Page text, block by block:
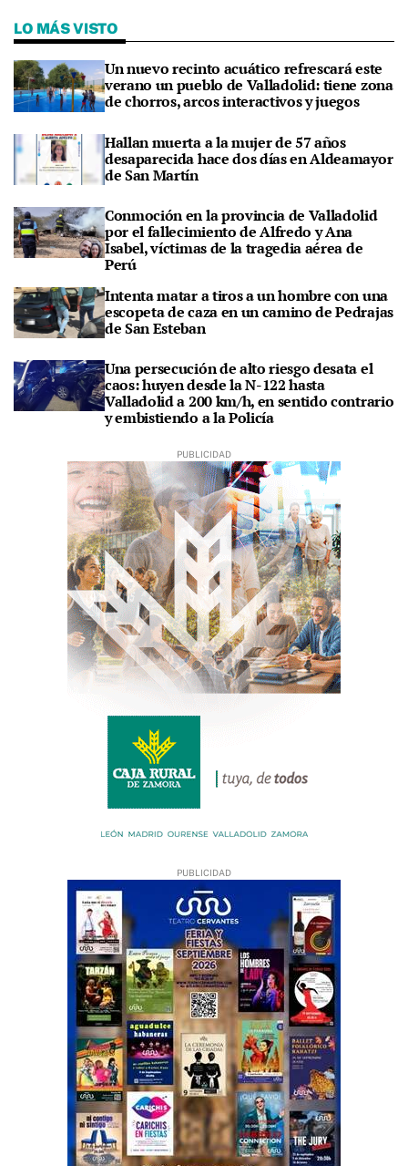
LO MÁS VISTO
Un nuevo recinto acuático refrescará este
verano un pueblo de Valladolid: tiene zona
de chorros, arcos interactivos y juegos
Hallan muerta a la mujer de 57 años
desaparecida hace dos días en Aldeamayor
de San Martín
Conmoción en la provincia de Valladolid
por el fallecimiento de Alfredo y Ana
Isabel, víctimas de la tragedia aérea de
Perú
Intenta matar a tiros a un hombre con una
escopeta de caza en un camino de Pedrajas
de San Esteban
Una persecución de alto riesgo desata el
caos: huyen desde la N-122 hasta
Valladolid a 200 km/h, en sentido contrario
y embistiendo a la Policía